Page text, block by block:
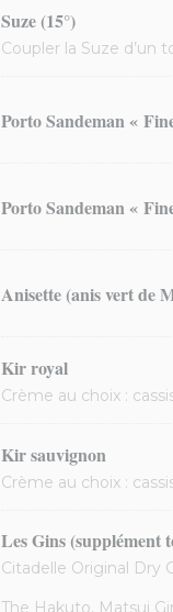
Suze (15°)
Coupler la Suze d’un
Porto Sandeman «
Porto Sandeman «
Anisette (anis vert de
Kir royal
Crème au choix :
Kir sauvignon
Crème au choix :
Les Gins (supplément
Citadelle Original Dry
The Hakuto, Matsui